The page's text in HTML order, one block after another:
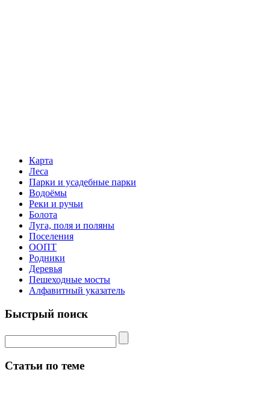
Карта
Леса
Парки и усадебные парки
Водоёмы
Реки и ручьи
Болота
Луга, поля и поляны
Поселения
ООПТ
Родники
Деревья
Пешеходные мосты
Алфавитный указатель
Быстрый поиск
Статьи по теме